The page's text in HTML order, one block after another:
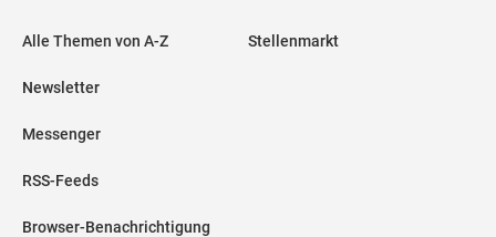
Alle Themen von A-Z
Newsletter
Messenger
RSS-Feeds
Browser-Benachrichtigung
Stellenmarkt